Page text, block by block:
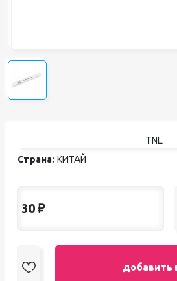
TNL
Страна: КИТАЙ
30 ₽
добавить